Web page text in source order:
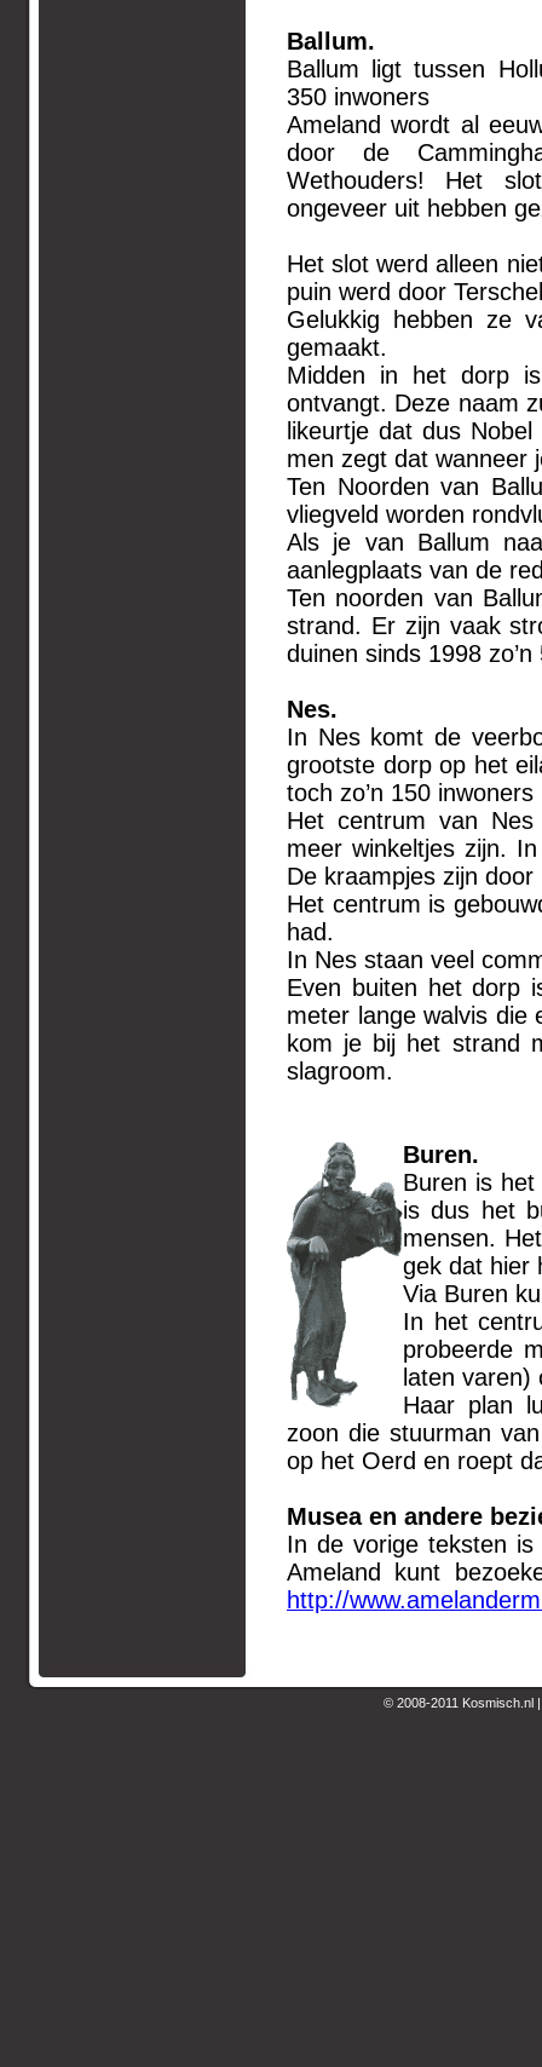
Ballum.
Ballum ligt tussen
350 inwoners
Ameland wordt al
door de
Wethouders! Het
ongeveer uit hebben
Het slot werd alleen
puin werd door
Gelukkig hebben ze
gemaakt.
Midden in het dorp
ontvangt. Deze naam
likeurtje dat dus
men zegt dat wanneer
Ten Noorden van
vliegveld worden
Als je van Ballum
aanlegplaats van de
Ten noorden van
strand. Er zijn vaak
duinen sinds 1998
Nes.
In Nes komt de
grootste dorp op het
toch zo’n 150
Het centrum van
meer winkeltjes zijn.
De kraampjes zijn
Het centrum is
had.
In Nes staan veel
Even buiten het dorp
meter lange walvis die
kom je bij het strand
slagroom.
Buren is
is dus het
mensen.
gek dat hier
Via Buren
In het
probeerde
laten
Haar plan
zoon die stuurman
op het Oerd en roept
Musea en andere
In de vorige teksten
Ameland kunt
http://
© 2008-2011 Kosmisch.nl